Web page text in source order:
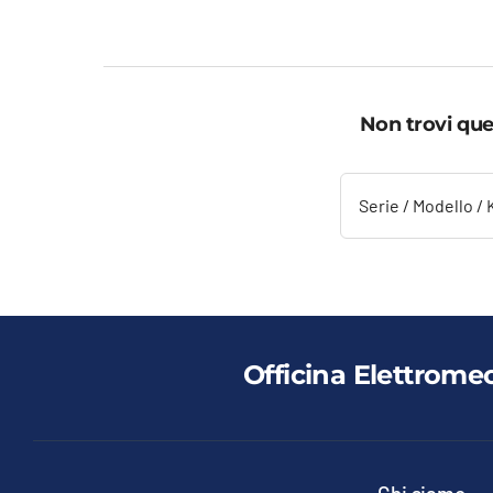
Non trovi
Officina